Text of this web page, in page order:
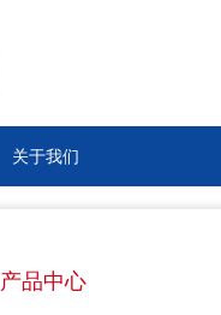
关于我们
产品中心